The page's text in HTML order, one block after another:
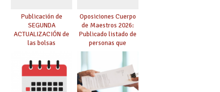
Publicación de
SEGUNDA
ACTUALIZACIÓN de
las bolsas
Cuerpo de Maestros
de especialidades
convocadas a
oposición
Oposiciones Cuerpo
de Maestros 2026:
Publicado listado de
personas que
adquieren nueva
especialidad